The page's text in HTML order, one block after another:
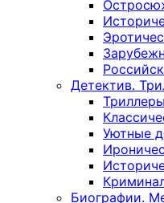
Детектив.
Триллеры
Уютные
Биографии.